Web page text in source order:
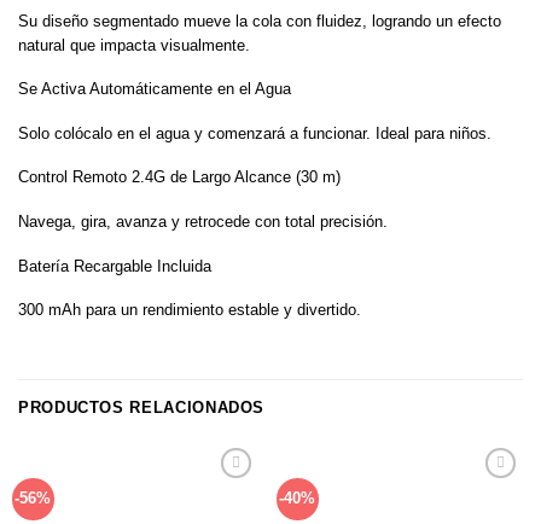
Su diseño segmentado mueve la cola con fluidez, logrando un efecto
natural que impacta visualmente.
Se Activa Automáticamente en el Agua
Solo colócalo en el agua y comenzará a funcionar. Ideal para niños.
Control Remoto 2.4G de Largo Alcance (30 m)
Navega, gira, avanza y retrocede con total precisión.
Batería Recargable Incluida
300 mAh para un rendimiento estable y divertido.
PRODUCTOS RELACIONADOS
-56% -40%